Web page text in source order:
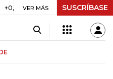
UVR $ 416,96 +$ 0,05 +0,01%
VER MÁS SUSCRÍBASE